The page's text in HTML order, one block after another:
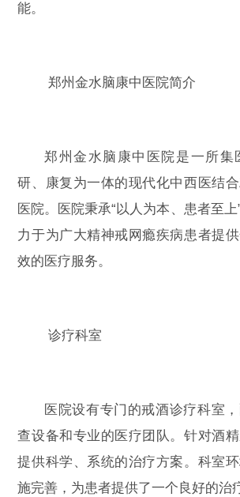
能。
郑州金水脑康中医院简介
郑州金水脑康中医院是一所集
研、康复为一体的现代化中西医结
医院。医院秉承“以人为本、患者至
力于为广大精神戒网瘾疾病患者提
效的医疗服务。
诊疗科室
医院设有专门的戒酒诊疗科室
查设备和专业的医疗团队。针对酒
提供科学、系统的治疗方案。科室
施完善，为患者提供了一个良好的治